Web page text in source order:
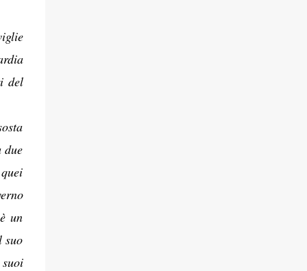
del
due
un
suo